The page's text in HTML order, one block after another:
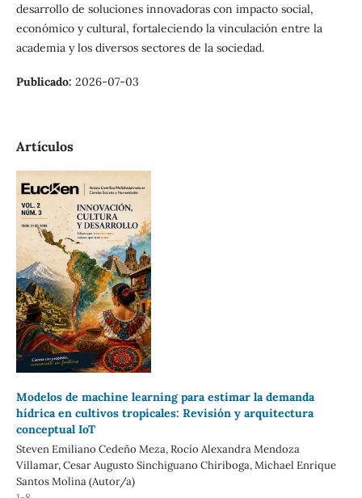
desarrollo de soluciones innovadoras con impacto social,
económico y cultural, fortaleciendo la vinculación entre la
academia y los diversos sectores de la sociedad.
Publicado: 2026-07-03
Artículos
Modelos de machine learning para estimar la demanda
hídrica en cultivos tropicales: Revisión y arquitectura
conceptual IoT
Steven Emiliano Cedeño Meza, Rocío Alexandra Mendoza
Villamar, Cesar Augusto Sinchiguano Chiriboga, Michael Enrique
Santos Molina (Autor/a)